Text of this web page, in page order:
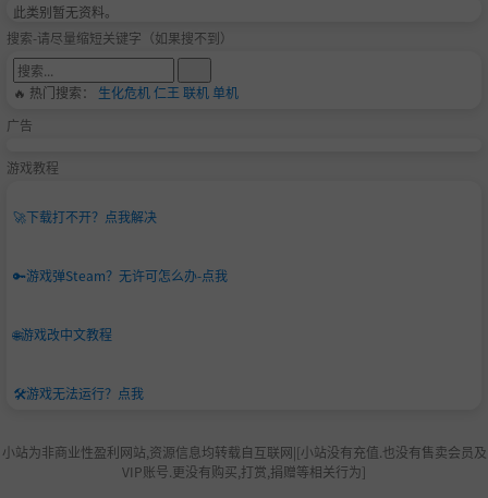
此类别暂无资料。
搜索-请尽量缩短关键字（如果搜不到）
🔥 热门搜索： 生化危机仁王 联机单机
广告
游戏教程
🚀下载打不开？点我解决
🔑游戏弹Steam？无许可怎么办-点我
🌐游戏改中文教程
🛠️游戏无法运行？点我
小站为非商业性盈利网站,资源信息均转载自互联网|[小站没有充值.也没有售卖会员及
VIP账号.更没有购买,打赏,捐赠等相关行为]